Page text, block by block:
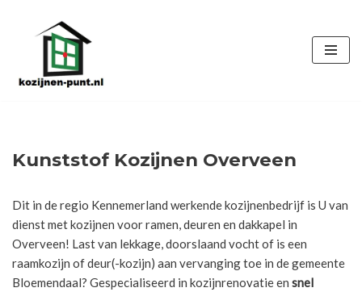
de
Kunststof Kozijnen Overveen
Dit in de regio Kennemerland werkende kozijnenbedrijf is U van
dienst met kozijnen voor ramen, deuren en dakkapel in
Overveen! Last van lekkage, doorslaand vocht of is een
raamkozijn of deur(-kozijn) aan vervanging toe in de gemeente
Bloemendaal? Gespecialiseerd in kozijnrenovatie en snel